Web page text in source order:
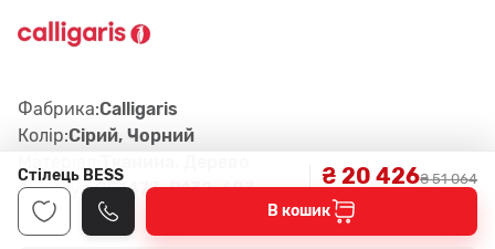
Фабрика:Calligaris
Колір:Сірий, Чорний
Артикул:CS1473, P132, 683
Стілець BESS ₴ 20 426₴ 51 064
В кошик